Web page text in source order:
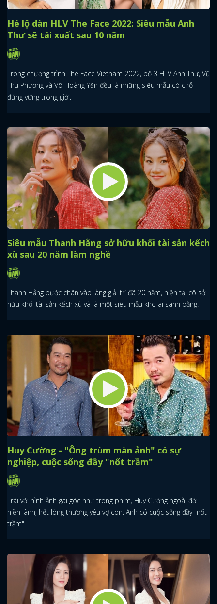
Hé lộ dàn HLV The Face 2022: Siêu mẫu Anh
Thư sẽ tái xuất sau 10 năm
Trong chương trình The Face Vietnam 2022, bộ 3 HLV Anh Thư, Vũ
Thu Phương và Võ Hoàng Yến đều là những siêu mẫu có chỗ
đứng vững trong giới.
Siêu mẫu Thanh Hằng sở hữu khối tài sản kếch
xù sau 20 năm làm nghề
Thanh Hằng bước chân vào làng giải trí đã 20 năm, hiện tại cô sở
hữu khối tài sản kếch xù và là một siêu mẫu khó ai sánh bằng.
Huy Cường - "Ông trùm màn ảnh" có sự
nghiệp, cuộc sống đầy "nốt trầm"
Trái với hình ảnh gai góc như trong phim, Huy Cường ngoài đời
hiền lành, hết lòng thương yêu vợ con. Anh có cuộc sống đầy "nốt
trầm".